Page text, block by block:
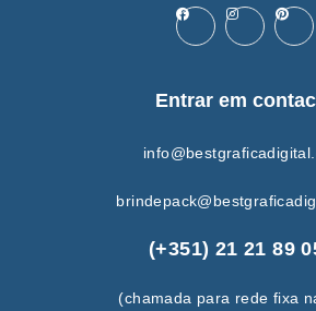
Entrar em
(+351) 21 21 89
(chamada para rede fixa